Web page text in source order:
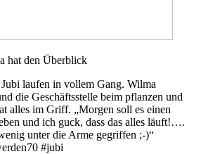
hat den Überblick
laufen in vollem Gang. Wilma
die Geschäftsstelle beim pflanzen und
alles im Griff. „Morgen soll es einen
und ich guck, dass das alles läuft!….
unter die Arme gegriffen ;-)“
#jubi